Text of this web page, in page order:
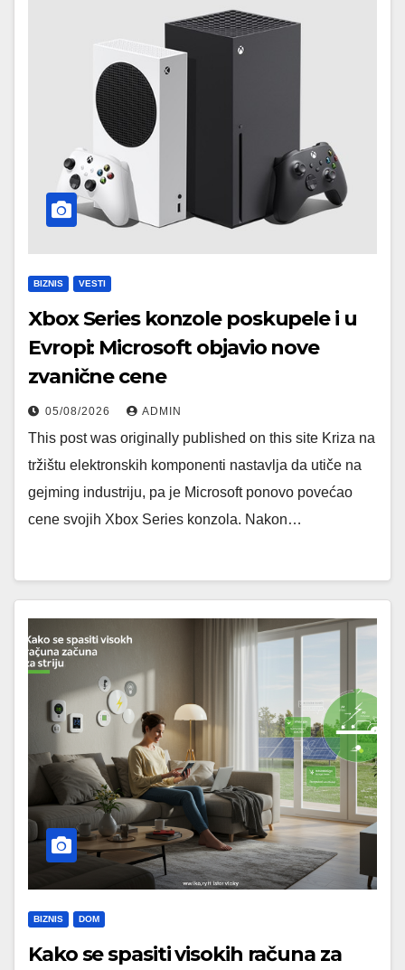
BIZNIS VESTI
Xbox Series konzole poskupele i u
Evropi: Microsoft objavio nove
zvanične cene
05/08/2026 ADMIN
This post was originally published on this site Kriza na
tržištu elektronskih komponenti nastavlja da utiče na
gejming industriju, pa je Microsoft ponovo povećao
cene svojih Xbox Series konzola. Nakon…
BIZNIS DOM
Kako se spasiti visokih računa za